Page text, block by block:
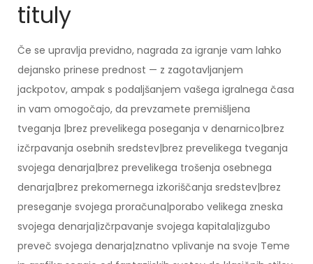
tituly
Če se upravlja previdno, nagrada za igranje vam lahko
dejansko prinese prednost — z zagotavljanjem
jackpotov, ampak s podaljšanjem vašega igralnega časa
in vam omogočajo, da prevzamete premišljena
tveganja |brez prevelikega poseganja v denarnico|brez
izčrpavanja osebnih sredstev|brez prevelikega tveganja
svojega denarja|brez prevelikega trošenja osebnega
denarja|brez prekomernega izkoriščanja sredstev|brez
preseganje svojega proračuna|porabo velikega zneska
svojega denarja|izčrpavanje svojega kapitala|izgubo
preveč svojega denarja|znatno vplivanje na svoje Teme